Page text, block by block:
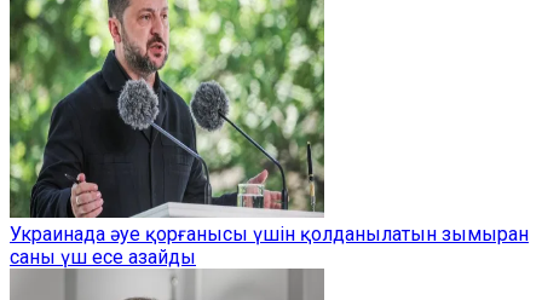
Украинада әуе қорғанысы үшін қолданылатын зымыран
саны үш есе азайды